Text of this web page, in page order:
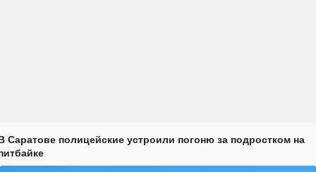
Саратове полицейские устроили погоню за подростком на